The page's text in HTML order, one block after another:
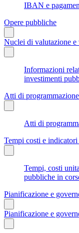
IBAN e
Opere pubbliche
Nuclei di valutazione
Informazioni
investimenti
Atti di
Atti di
Tempi costi e
Tempi, costi
pubbliche in
Pianificazione e
Pianificazione e